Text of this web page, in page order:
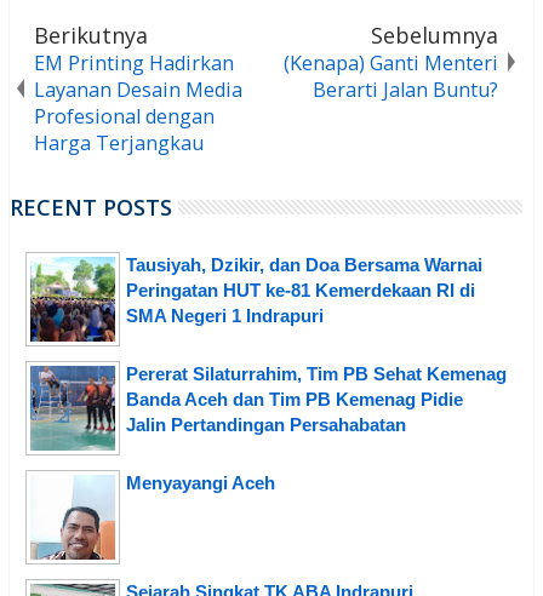
Berikutnya
EM Printing Hadirkan
Layanan Desain Media
Profesional dengan
Harga Terjangkau
Sebelumnya
(Kenapa) Ganti Menteri
Berarti Jalan Buntu?
RECENT POSTS
Tausiyah, Dzikir, dan Doa Bersama Warnai
Peringatan HUT ke-81 Kemerdekaan RI di
SMA Negeri 1 Indrapuri
Pererat Silaturrahim, Tim PB Sehat Kemenag
Banda Aceh dan Tim PB Kemenag Pidie
Jalin Pertandingan Persahabatan
Menyayangi Aceh